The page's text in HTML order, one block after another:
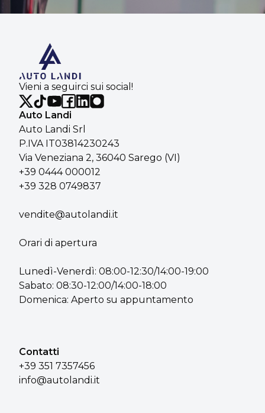
Vieni a seguirci sui social!
Auto Landi
Auto Landi Srl
P.IVA IT03814230243
Via Veneziana 2, 36040 Sarego (VI)
+39 0444 000012
+39 328 0749837
vendite@autolandi.it
Orari di apertura
Lunedì-Venerdì: 08:00-12:30/14:00-19:00
Sabato: 08:30-12:00/14:00-18:00
Domenica: Aperto su appuntamento
Contatti
+39 351 7357456
info@autolandi.it